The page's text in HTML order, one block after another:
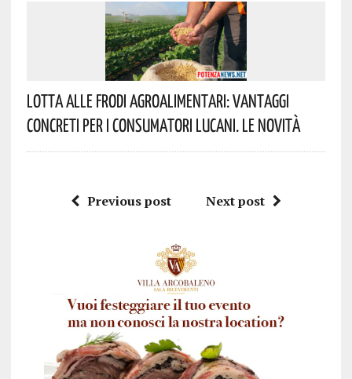
Lotta Alle Frodi Agroalimentari: Vantaggi
Concreti Per I Consumatori Lucani. Le Novità
Previous post Next post